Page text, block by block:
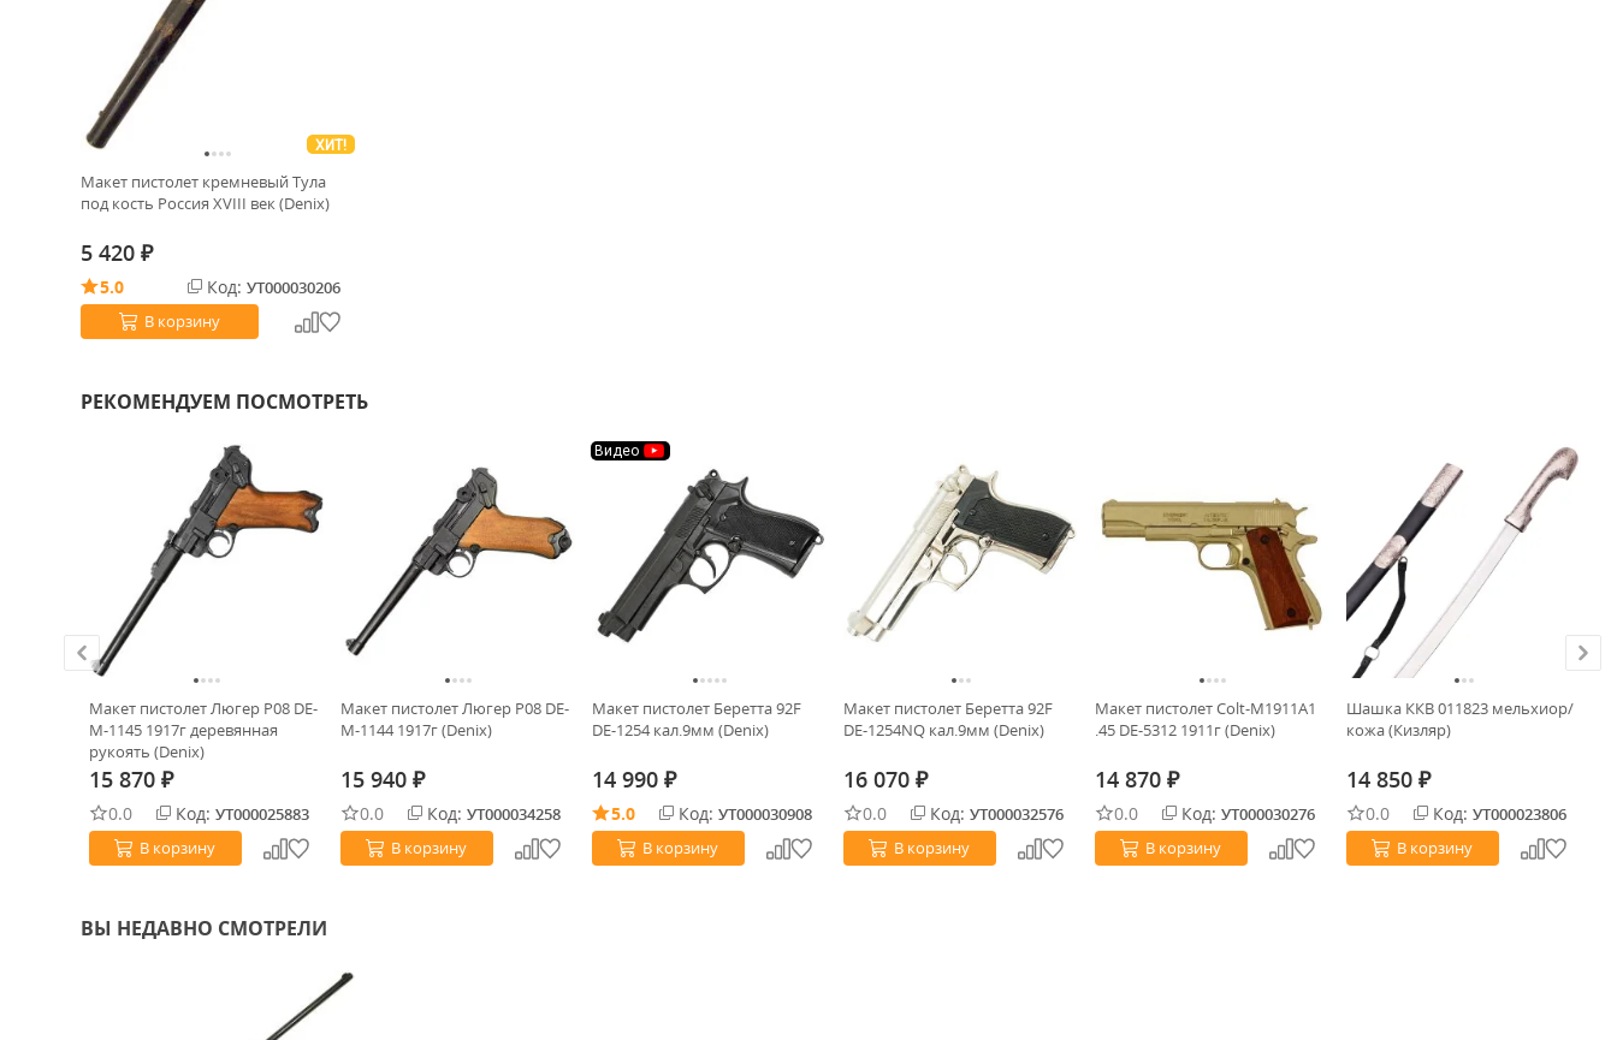
ХИТ!
Макет пистолет кремневый Тула
под кость Россия XVIII век (Denix)
5 420 ₽
5.0 Код: УТ000030206
В корзину
РЕКОМЕНДУЕМ ПОСМОТРЕТЬ
Макет пистолет Люгер P08 DE-
M-1145 1917г деревянная
рукоять (Denix)
15 870 ₽
0.0 Код: УТ000025883
В корзину
Макет пистолет Люгер P08 DE-
M-1144 1917г (Denix)
15 940 ₽
0.0 Код: УТ000034258
В корзину
Видео
Макет пистолет Беретта 92F
DE-1254 кал.9мм (Denix)
14 990 ₽
5.0 Код: УТ000030908
В корзину
Макет пистолет Беретта 92F
DE-1254NQ кал.9мм (Denix)
16 070 ₽
0.0 Код: УТ000032576
В корзину
Макет пистолет Colt-M1911A1
.45 DE-5312 1911г (Denix)
14 870 ₽
0.0 Код: УТ000030276
В корзину
Шашка ККВ 011823 мельхиор/
кожа (Кизляр)
14 850 ₽
0.0 Код: УТ000023806
В корзину
ВЫ НЕДАВНО СМОТРЕЛИ